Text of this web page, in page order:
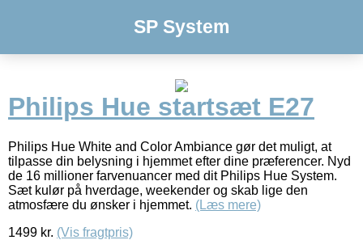
SP System
Philips Hue startsæt E27
Philips Hue White and Color Ambiance gør det muligt, at
tilpasse din belysning i hjemmet efter dine præferencer. Nyd
de 16 millioner farvenuancer med dit Philips Hue System.
Sæt kulør på hverdage, weekender og skab lige den
atmosfære du ønsker i hjemmet. (Læs mere)
1499 kr. (Vis fragtpris)